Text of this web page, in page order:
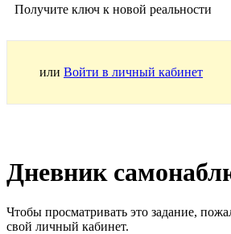
Получите ключ к новой реальности
или Войти в личный кабинет
Дневник
Чтобы просматривать это задание,
свой личный кабинет.